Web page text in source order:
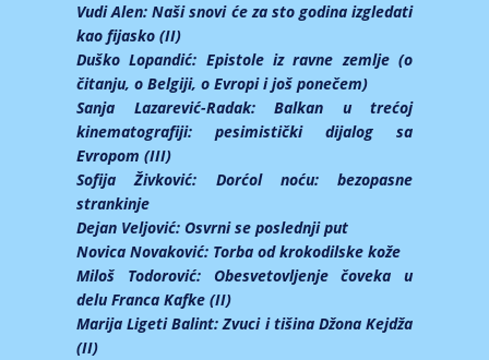
Vudi Alen:Naši snovi će za sto godina izgledati
kao fijasko (II)
Duško Lopandić: Epistole iz ravne zemlje (o
čitanju, o Belgiji, o Evropi i još ponečem)
Sanja Lazarević-Radak: Balkan u trećoj
kinematografiji: pesimistički dijalog sa
Evropom (III)
Sofija Živković: Dorćol noću: bezopasne
strankinje
Dejan Veljović: Osvrni se poslednji put
Novica Novaković: Torba od krokodilske kože
Miloš Todorović: Obesvetovljenje čoveka u
delu Franca Kafke (II)
Marija Ligeti Balint:Zvuci i tišina Džona Kejdža
(II)